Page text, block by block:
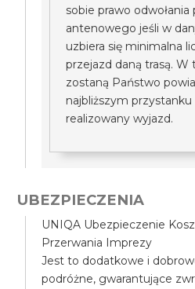
sobie prawo odwołania
antenowego jeśli w
uzbiera się minimalna
przejazd daną trasą.
zostaną Państwo
najbliższym
realizowany wyjazd.
UBEZPIECZENIA
UNIQA Ubezpieczenie
Przerwania Imprezy
Jest to dodatkowe i
podróżne, gwarantujące